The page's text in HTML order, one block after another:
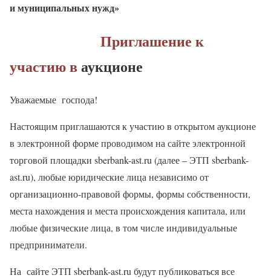
и муниципальных нужд»
Приглашение к
участию ваукционе
Уважаемые господа!
Настоящим приглашаются к участию в открытом аукционе
в электронной форме проводимом на сайте электронной
торговой площадки sberbank-ast.ru (далее – ЭТП sberbank-
ast.ru), любые юридические лица независимо от
организационно-правовой формы, формы собственности,
места нахождения и места происхождения капитала, или
любые физические лица, в том числе индивидуальные
предприниматели.
На сайте ЭТП sberbank-ast.ru будут публиковаться все